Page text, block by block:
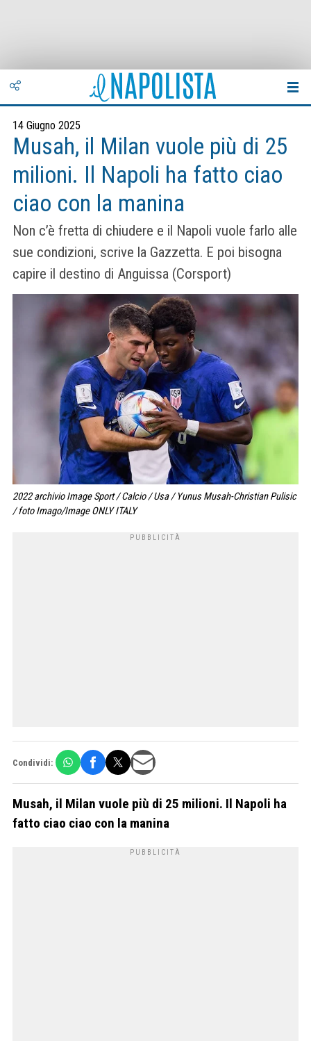
14 Giugno 2025
Musah, il Milan vuole più di 25
milioni. Il Napoli ha fatto ciao
ciao con la manina
Non c’è fretta di chiudere e il Napoli vuole farlo alle
sue condizioni, scrive la Gazzetta. E poi bisogna
capire il destino di Anguissa (Corsport)
2022 archivio Image Sport / Calcio / Usa / Yunus Musah-Christian Pulisic
/ foto Imago/Image ONLY ITALY
Condividi:
Musah, il Milan vuole più di 25 milioni. Il Napoli ha
fatto ciao ciao con la manina